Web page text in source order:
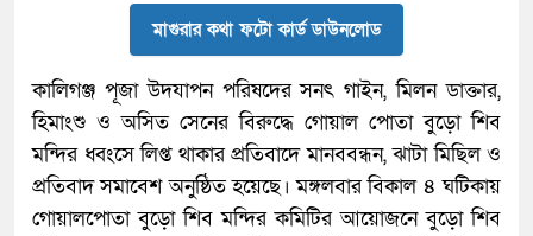
মাগুরার কথা ফটো কার্ড ডাউনলোড
কালিগঞ্জ পূজা উদযাপন পরিষদের সনৎ গাইন, মিলন ডাক্তার,
হিমাংশু ও অসিত সেনের বিরুদ্ধে গোয়াল পোতা বুড়ো শিব
মন্দির ধ্বংসে লিপ্ত থাকার প্রতিবাদে মানববন্ধন, ঝাটা মিছিল ও
প্রতিবাদ সমাবেশ অনুষ্ঠিত হয়েছে। মঙ্গলবার বিকাল ৪ ঘটিকায়
গোয়ালপোতা বুড়ো শিব মন্দির কমিটির আয়োজনে বুড়ো শিব